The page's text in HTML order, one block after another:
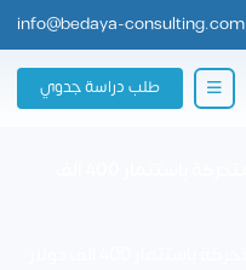
info@bedaya-consulting.com
طلب دراسة جدوي